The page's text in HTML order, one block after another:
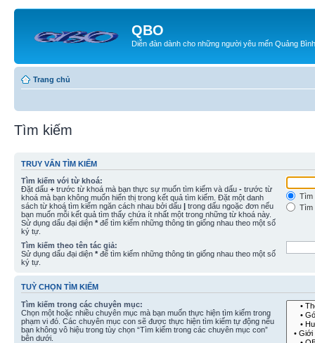
QBO
Diễn đàn dành cho những người yêu mến Quảng Bình
Trang chủ
Tìm kiếm
TRUY VẤN TÌM KIẾM
Tìm kiếm với từ khoá:
Đặt dấu + trước từ khoá mà bạn thực sự muốn tìm kiếm và dấu - trước từ
khoá mà bạn không muốn hiển thị trong kết quả tìm kiếm. Đặt một danh
sách từ khoá tìm kiếm ngăn cách nhau bởi dấu | trong dấu ngoặc đơn nếu
bạn muốn mỗi kết quả tìm thấy chứa ít nhất một trong những từ khoá này.
Sử dụng dấu đại diện * để tìm kiếm những thông tin giống nhau theo một số
ký tự.
Tìm
Tìm
Tìm kiếm theo tên tác giả:
Sử dụng dấu đại diện * để tìm kiếm những thông tin giống nhau theo một số
ký tự.
TUỲ CHỌN TÌM KIẾM
Tìm kiếm trong các chuyên mục:
Chọn một hoặc nhiều chuyên mục mà bạn muốn thực hiện tìm kiếm trong
phạm vi đó. Các chuyên mục con sẽ được thực hiện tìm kiếm tự động nếu
bạn không vô hiệu trong tùy chọn “Tìm kiếm trong các chuyên mục con”
bên dưới.